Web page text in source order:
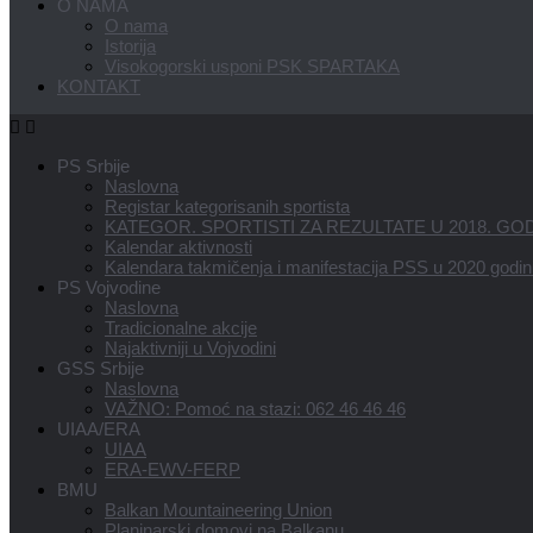
O NAMA
O nama
Istorija
Visokogorski usponi PSK SPARTAKA
KONTAKT
PS Srbije
Naslovna
Registar kategorisanih sportista
KATEGOR. SPORTISTI ZA REZULTATE U 2018.
Kalendar aktivnosti
Kalendara takmičenja i manifestacija PSS u 2020 godini
PS Vojvodine
Naslovna
Tradicionalne akcije
Najaktivniji u Vojvodini
GSS Srbije
Naslovna
VAŽNO: Pomoć na stazi: 062 46 46 46
UIAA/ERA
UIAA
ERA-EWV-FERP
BMU
Balkan Mountaineering Union